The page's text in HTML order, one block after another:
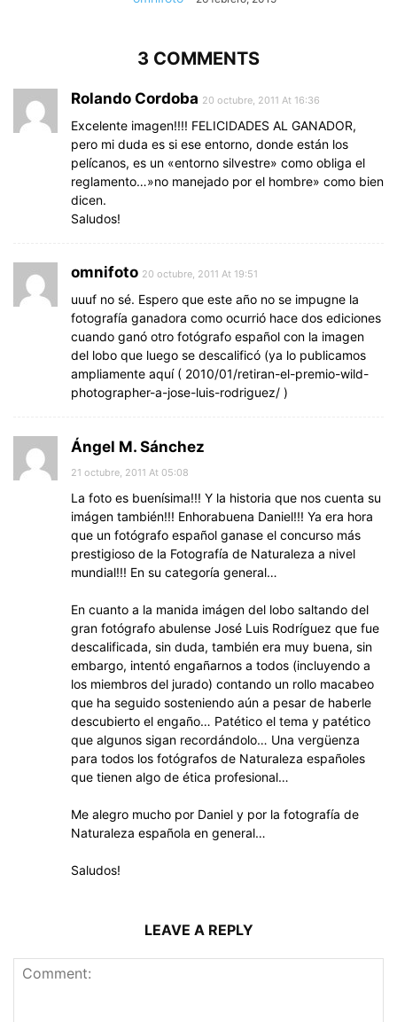
3 COMMENTS
Rolando Cordoba 20 octubre, 2011 At 16:36
Excelente imagen!!!! FELICIDADES AL GANADOR,
pero mi duda es si ese entorno, donde están los
pelícanos, es un «entorno silvestre» como obliga el
reglamento…»no manejado por el hombre» como bien
dicen.
Saludos!
omnifoto 20 octubre, 2011 At 19:51
uuuf no sé. Espero que este año no se impugne la
fotografía ganadora como ocurrió hace dos ediciones
cuando ganó otro fotógrafo español con la imagen
del lobo que luego se descalificó (ya lo publicamos
ampliamente aquí ( 2010/01/retiran-el-premio-wild-
photographer-a-jose-luis-rodriguez/ )
Ángel M. Sánchez
21 octubre, 2011 At 05:08
La foto es buenísima!!! Y la historia que nos cuenta su
imágen también!!! Enhorabuena Daniel!!! Ya era hora
que un fotógrafo español ganase el concurso más
prestigioso de la Fotografía de Naturaleza a nivel
mundial!!! En su categoría general…
En cuanto a la manida imágen del lobo saltando del
gran fotógrafo abulense José Luis Rodríguez que fue
descalificada, sin duda, también era muy buena, sin
embargo, intentó engañarnos a todos (incluyendo a
los miembros del jurado) contando un rollo macabeo
que ha seguido sosteniendo aún a pesar de haberle
descubierto el engaño… Patético el tema y patético
que algunos sigan recordándolo… Una vergüenza
para todos los fotógrafos de Naturaleza españoles
que tienen algo de ética profesional…
Me alegro mucho por Daniel y por la fotografía de
Naturaleza española en general…
Saludos!
LEAVE A REPLY